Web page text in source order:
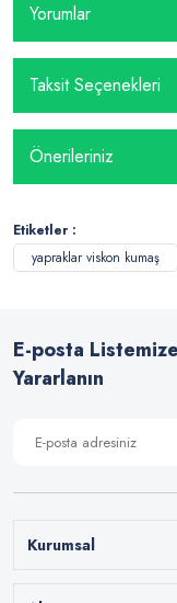
Yorumlar
Taksit Seçenekleri
Önerileriniz
Etiketler :
yapraklar viskon kumaş
E-posta
Yararlanın
Kurumsal